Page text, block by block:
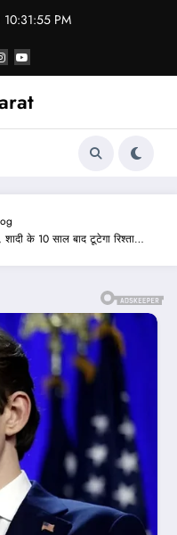
10:31:57 PM
के 10 साल बाद टूटेगा रिश्ता…